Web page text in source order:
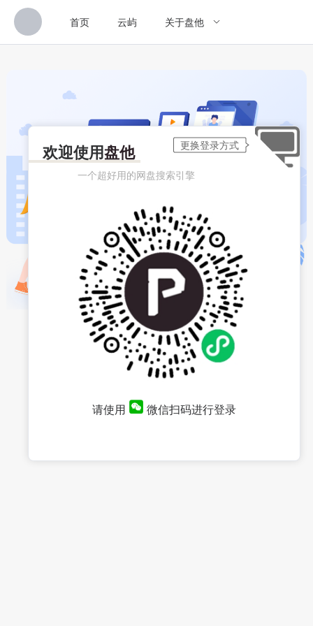
首页 云屿 关于盘他
欢迎使用盘他
一个超好用的网盘搜索引擎
请使用 微信扫码进行登录